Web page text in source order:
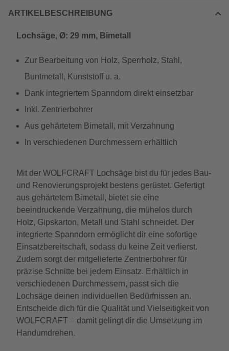
ARTIKELBESCHREIBUNG
Lochsäge, Ø: 29 mm, Bimetall
Zur Bearbeitung von Holz, Sperrholz, Stahl,
Buntmetall, Kunststoff u. a.
Dank integriertem Spanndorn direkt einsetzbar
Inkl. Zentrierbohrer
Aus gehärtetem Bimetall, mit Verzahnung
In verschiedenen Durchmessern erhältlich
Mit der WOLFCRAFT Lochsäge bist du für jedes Bau-
und Renovierungsprojekt bestens gerüstet. Gefertigt
aus gehärtetem Bimetall, bietet sie eine
beeindruckende Verzahnung, die mühelos durch
Holz, Gipskarton, Metall und Stahl schneidet. Der
integrierte Spanndorn ermöglicht dir eine sofortige
Einsatzbereitschaft, sodass du keine Zeit verlierst.
Zudem sorgt der mitgelieferte Zentrierbohrer für
präzise Schnitte bei jedem Einsatz. Erhältlich in
verschiedenen Durchmessern, passt sich die
Lochsäge deinen individuellen Bedürfnissen an.
Entscheide dich für die Qualität und Vielseitigkeit von
WOLFCRAFT – damit gelingt dir die Umsetzung im
Handumdrehen.